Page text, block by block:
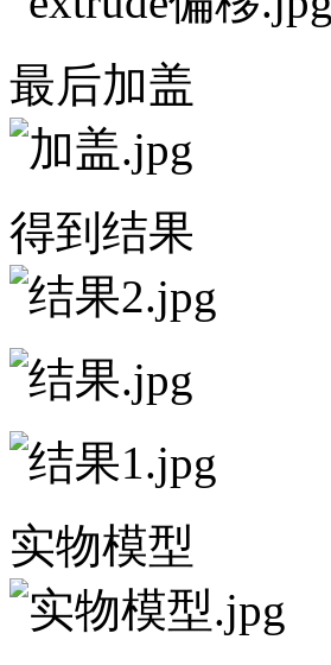
最后加盖
得到结果
实物模型